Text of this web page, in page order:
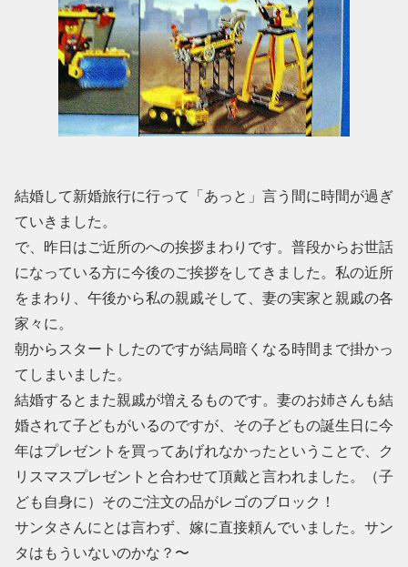
結婚して新婚旅行に行って「あっと」言う間に時間が過ぎ
ていきました。
で、昨日はご近所のへの挨拶まわりです。普段からお世話
になっている方に今後のご挨拶をしてきました。私の近所
をまわり、午後から私の親戚そして、妻の実家と親戚の各
家々に。
朝からスタートしたのですが結局暗くなる時間まで掛かっ
てしまいました。
結婚するとまた親戚が増えるものです。妻のお姉さんも結
婚されて子どもがいるのですが、その子どもの誕生日に今
年はプレゼントを買ってあげれなかったということで、ク
リスマスプレゼントと合わせて頂戴と言われました。（子
ども自身に）そのご注文の品がレゴのブロック！
サンタさんにとは言わず、嫁に直接頼んでいました。サン
タはもういないのかな？〜